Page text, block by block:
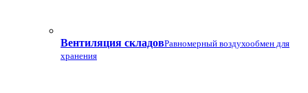
Вентиляция складовРавномерный воздухообмен для
хранения